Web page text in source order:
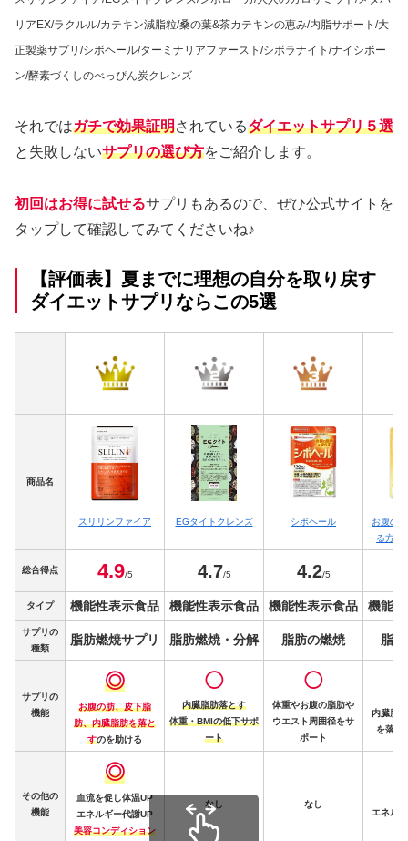
リアEX/ラクルル/カテキン減脂粒/桑の葉&茶カテキンの恵み/内脂サポート/大
正製薬サプリ/シボヘール/ターミナリアファースト/シボラナイト/ナイシボー
ン/酵素づくしのべっぴん炭クレンズ
それではガチで効果証明されているダイエットサプリ５選
と失敗しないサプリの選び方をご紹介します。
初回はお得に試せるサプリもあるので、ぜひ公式サイトを
タップして確認してみてくださいね♪
【評価表】夏までに理想の自分を取り戻す
ダイエットサプリならこの5選
商品名
スリリンファイア EGタイトクレンズ シボヘール
お腹の
る方の
総合得点 4.9/5 4.7/5 4.2/5
タイプ 機能性表示食品 機能性表示食品 機能性表示食品 機能
サプリの
種類
脂肪燃焼サプリ 脂肪燃焼・分解 脂肪の燃焼 脂
サプリの
機能
◎
お腹の肪、皮下脂
肪、内臓脂肪を落と
すのを助ける
◯
内臓脂肪落とす
体重・BMIの低下サポ
ート
◯
体重やお腹の脂肪や
ウエスト周囲径をサ
ポート
内臓脂
を落と
その他の
機能
◎
血流を促し体温UP
エネルギー代謝UP
美容コンディション
なし なし
エネル